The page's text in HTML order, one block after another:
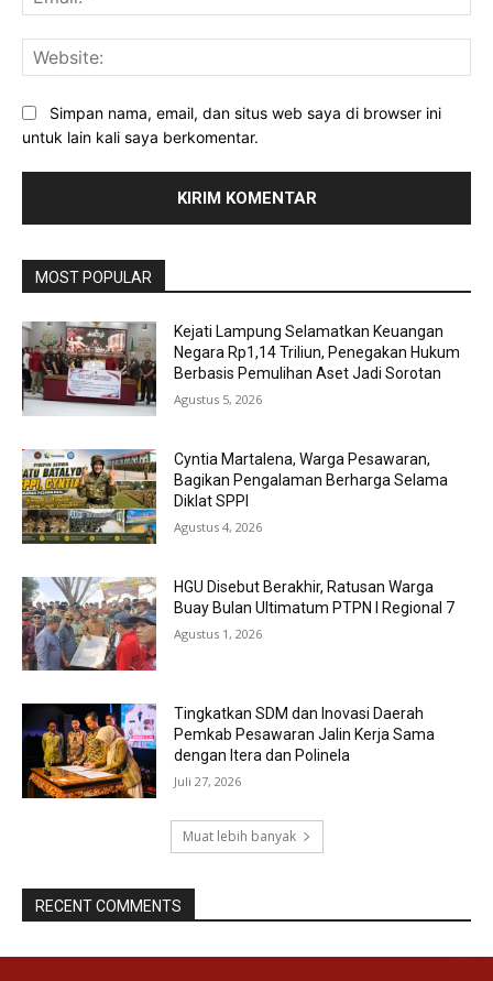
Simpan nama, email, dan situs web saya di browser ini
untuk lain kali saya berkomentar.
MOST POPULAR
Kejati Lampung Selamatkan Keuangan
Negara Rp1,14 Triliun, Penegakan Hukum
Berbasis Pemulihan Aset Jadi Sorotan
Agustus 5, 2026
Cyntia Martalena, Warga Pesawaran,
Bagikan Pengalaman Berharga Selama
Diklat SPPI
Agustus 4, 2026
HGU Disebut Berakhir, Ratusan Warga
Buay Bulan Ultimatum PTPN I Regional 7
Agustus 1, 2026
Tingkatkan SDM dan Inovasi Daerah
Pemkab Pesawaran Jalin Kerja Sama
dengan Itera dan Polinela
Juli 27, 2026
Muat lebih banyak
RECENT COMMENTS